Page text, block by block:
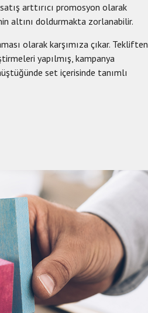
arttırıcı promosyon olarak
altını doldurmakta zorlanabilir.
olarak karşımıza çıkar. Tekliften
yapılmış, kampanya
set içerisinde tanımlı